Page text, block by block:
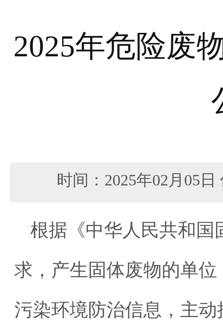
2025年危险废
时间：2025年02月05日
根据《中华人民共和国
求，产生固体废物的单
污染环境防治信息，主